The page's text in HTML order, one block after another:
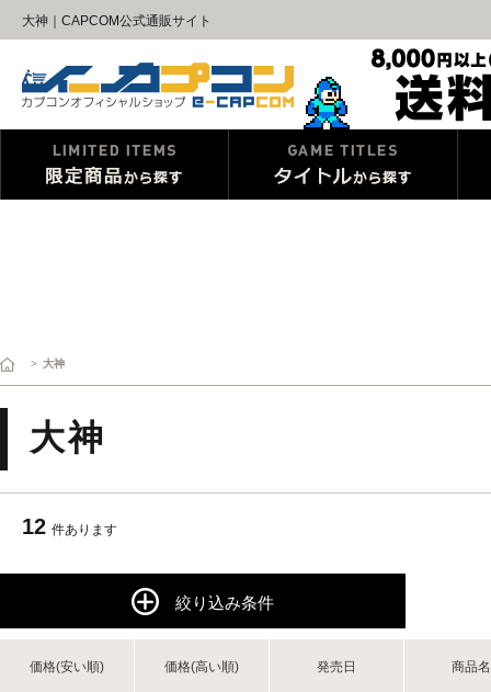
大神｜CAPCOM公式通販サイト
> 大神
大神
12 件あります
絞り込み条件
価格(安い順) 価格(高い順) 発売日 商品名